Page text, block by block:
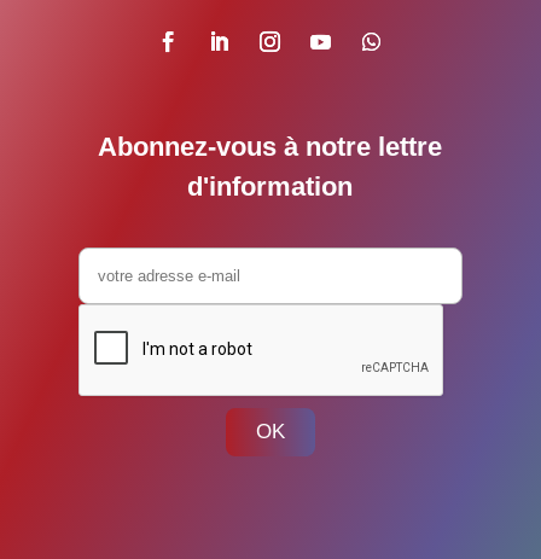
Abonnez-vous à notre lettre
d'information
OK